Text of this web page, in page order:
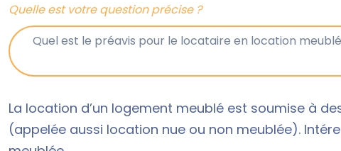
Quelle est votre question précise ?
La location d’un logement meublé est soumise à
(appelée aussi location nue ou non meublée).